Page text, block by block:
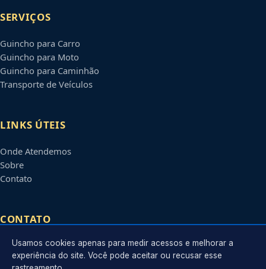
SERVIÇOS
Guincho para Carro
Guincho para Moto
Guincho para Caminhão
Transporte de Veículos
LINKS ÚTEIS
Onde Atendemos
Sobre
Contato
CONTATO
Atendimento emJaboatão dos Guararapes -PEe regiões
parceiras
Usamos cookies apenas para medir acessos e melhorar a
experiência do site. Você pode aceitar ou recusar esse